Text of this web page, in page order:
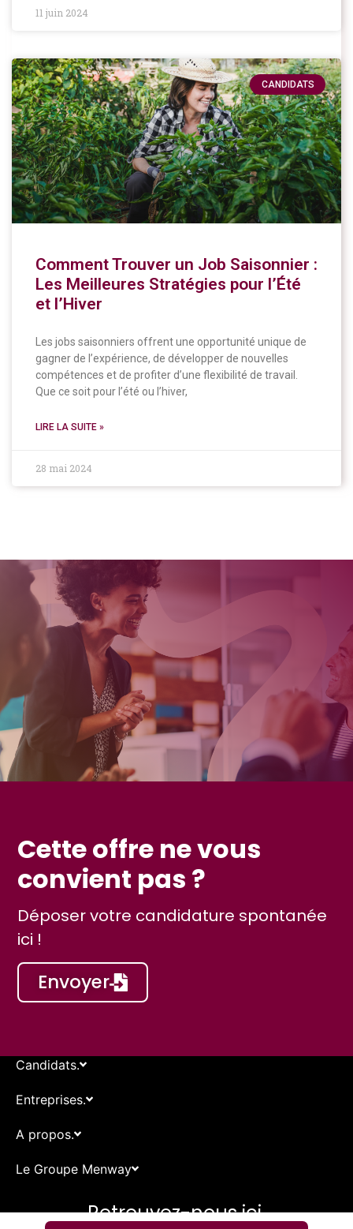
Cette offre ne vous
convient pas ?
Déposer votre candidature spontanée
ici !
Envoyer
11 juin 2024
CANDIDATS
Comment Trouver un Job Saisonnier :
Les Meilleures Stratégies pour l’Été
et l’Hiver
Les jobs saisonniers offrent une opportunité unique de
gagner de l’expérience, de développer de nouvelles
compétences et de profiter d’une flexibilité de travail.
Que ce soit pour l’été ou l’hiver,
LIRE LA SUITE »
28 mai 2024
Candidats.
Entreprises.
A propos.
Le Groupe Menway
Retrouvez-nous ici.